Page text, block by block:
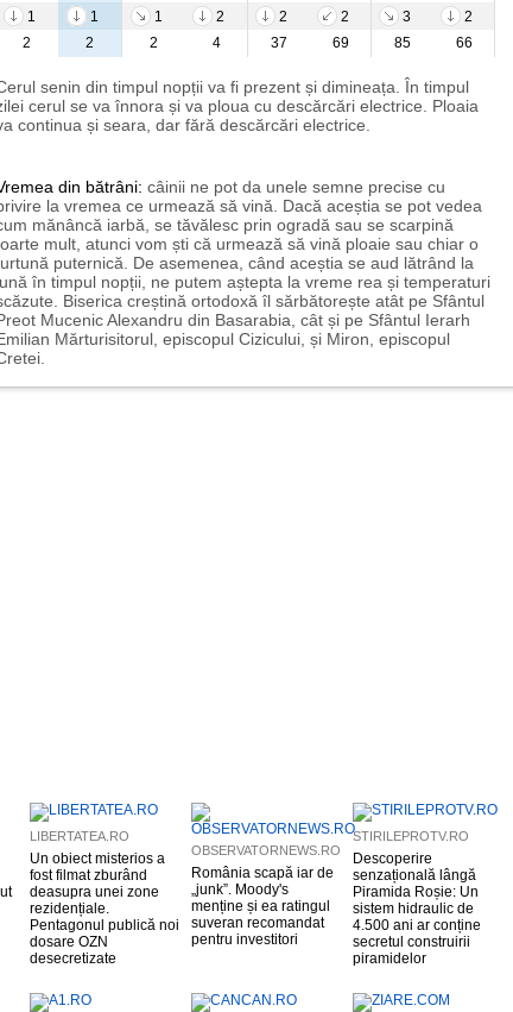
1
1 1 2 2 2 3
2
2
2 2 4 37 69 85 66
senin din timpul nopții va fi prezent și dimineața. În timpul
cerul se va înnora și va ploua cu descărcări electrice. Ploaia
continua și seara, dar fără descărcări electrice.
din bătrâni: câinii ne pot da unele semne precise cu
la vremea ce urmează să vină. Dacă aceștia se pot vedea
mănâncă iarbă, se tăvălesc prin ogradă sau se scarpină
mult, atunci vom ști că urmează să vină ploaie sau chiar o
puternică. De asemenea, când aceștia se aud lătrând la
în timpul nopții, ne putem aștepta la vreme rea și temperaturi
Biserica creștină ortodoxă îl sărbătorește atât pe Sfântul
Mucenic Alexandru din Basarabia, cât și pe Sfântul Ierarh
Mărturisitorul, episcopul Cizicului, și Miron, episcopul
LIBERTATEA.RO
Un obiect misterios a
fost filmat zburând
deasupra unei zone
rezidențiale.
Pentagonul publică noi
dosare OZN
desecretizate
OBSERVATORNEWS.RO
România scapă iar de
„junk”. Moody's
menține și ea ratingul
suveran recomandat
pentru investitori
STIRILEPROTV.RO
Descoperire
senzațională lângă
Piramida Roșie: Un
sistem hidraulic de
4.500 ani ar conține
secretul construirii
piramidelor